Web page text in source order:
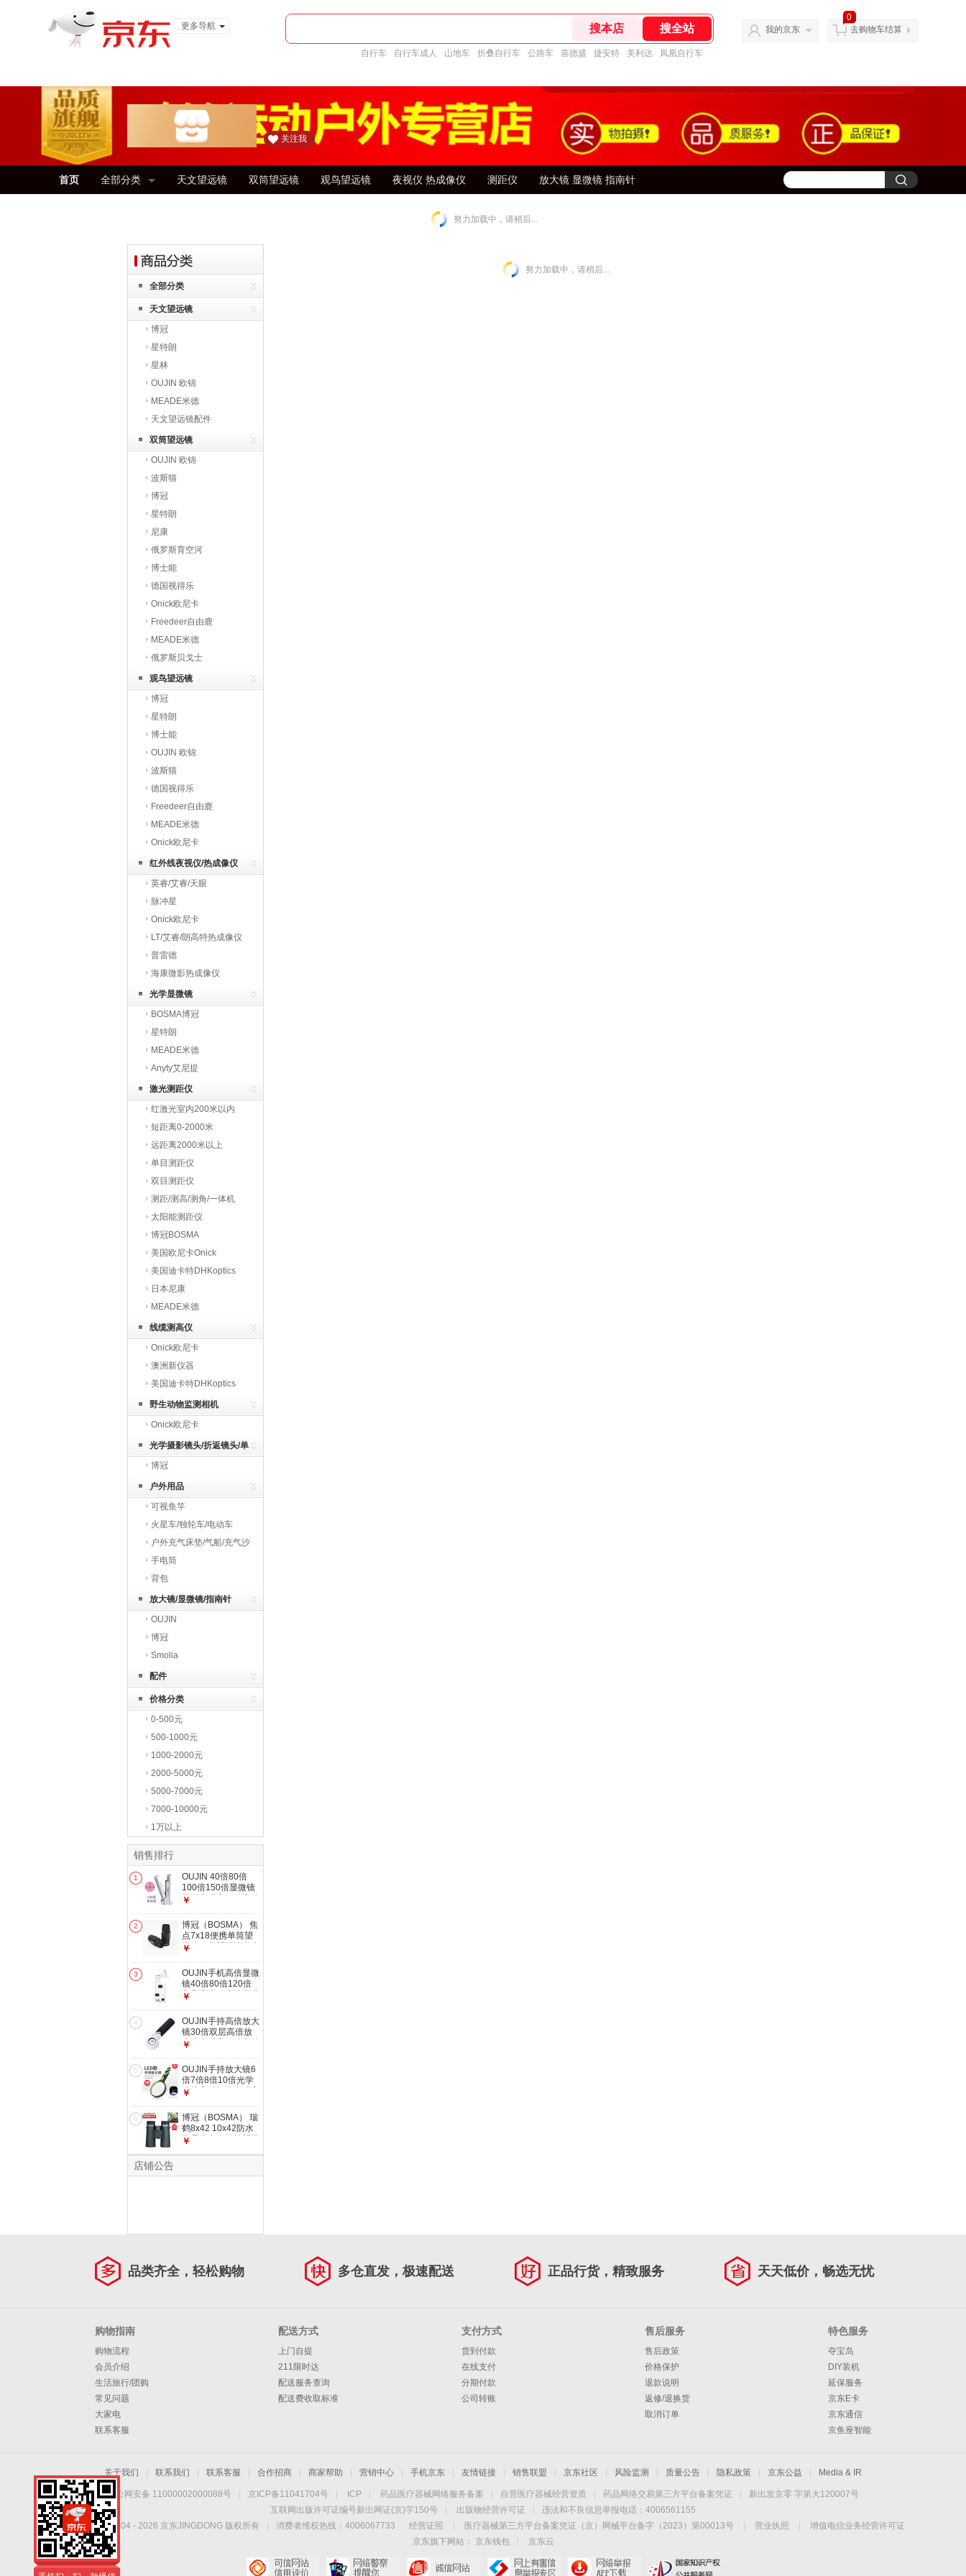
更多导航
自行车 自行车成人 山地车 折叠自行车 公路车 喜德盛 捷安特 美利达 凤凰自行车
我的京东
0
去购物车结算
关注我
首页 全部分类 天文望远镜 双筒望远镜 观鸟望远镜 夜视仪 热成像仪 测距仪 放大镜 显微镜 指南针
努力加载中，请稍后...
全部分类
天文望远镜
博冠
星特朗
星林
OUJIN 欧锦
MEADE米德
天文望远镜配件
双筒望远镜
OUJIN 欧锦
波斯猫
博冠
星特朗
尼康
俄罗斯育空河
博士能
德国视得乐
Onick欧尼卡
Freedeer自由鹿
MEADE米德
俄罗斯贝戈士
观鸟望远镜
博冠
星特朗
博士能
OUJIN 欧锦
波斯猫
德国视得乐
Freedeer自由鹿
MEADE米德
Onick欧尼卡
红外线夜视仪/热成像仪
英睿/艾睿/天眼
脉冲星
Onick欧尼卡
LT/艾睿/朗高特热成像仪
普雷德
海康微影热成像仪
HIKMICRO
光学显微镜
BOSMA博冠
星特朗
MEADE米德
Anyty艾尼提
激光测距仪
红激光室内200米以内
短距离0-2000米
远距离2000米以上
单目测距仪
双目测距仪
测距/测高/测角/一体机
太阳能测距仪
博冠BOSMA
美国欧尼卡Onick
美国迪卡特DHKoptics
日本尼康
MEADE米德
线缆测高仪
Onick欧尼卡
澳洲新仪器
美国迪卡特DHKoptics
野生动物监测相机
Onick欧尼卡
光学摄影镜头/折返镜头/单
反镜头
博冠
户外用品
可视鱼竿
火星车/独轮车/电动车
户外充气床垫/气船/充气沙
发手电筒
背包
放大镜/显微镜/指南针
OUJIN
博冠
Smolia
配件
价格分类
0-500元
500-1000元
1000-2000元
2000-5000元
5000-7000元
7000-10000元
1万以上
销售排行
1
OUJIN 40倍80倍
100倍150倍显微镜
玉石古玩字画鉴定放
150倍 带刻度
￥
2
博冠（BOSMA） 焦
点7x18便携单筒望
远镜口袋望远镜微光
河彻 7x18
￥
3
OUJIN手机高倍显微
镜40倍80倍120倍
印刷变倍放大镜工业
186（80-120倍）
￥
4
OUJIN手持高倍放大
镜30倍双层高倍放
大镜古玩字画珠宝精
面30mm（16倍30
倍）
￥
5
OUJIN手持放大镜6
倍7倍8倍10倍光学
镜片高清阅读古玩字
75mm 4倍 带灯
￥
6
博冠（BOSMA） 瑞
鹤8x42 10x42防水
防雾镁合金双筒望远
￥
店铺公告
努力加载中，请稍后...
品类齐全，轻松购物 多仓直发，极速配送 正品行货，精致服务 天天低价，畅选无忧
购物指南
购物流程
会员介绍
生活旅行/团购
常见问题
大家电
联系客服
配送方式
上门自提
211限时达
配送服务查询
配送费收取标准
支付方式
货到付款
在线支付
分期付款
公司转账
售后服务
售后政策
价格保护
退款说明
返修/退换货
取消订单
特色服务
夺宝岛
DIY装机
延保服务
京东E卡
京东通信
京鱼座智能
关于我们 联系我们 联系客服 合作招商 商家帮助 营销中心 手机京东 友情链接 销售联盟 京东社区 风险监测 质量公告 隐私政策 京东公益 Media & IR
京公网安备 11000002000088号 京ICP备11041704号 ICP 药品医疗器械网络服务备案 自营医疗器械经营资质 药品网络交易第三方平台备案凭证
新出发京零 字第大120007号
互联网出版许可证编号新出网证(京)字150号
出版物经营许可证
违法和不良信息举报电话：4006561155
Copyright © 2004 - 2026 京东JINGDONG 版权所有 消费者维权热线：4006067733 经营证照 医疗器械第三方平台备案凭证（京）网械平台备字（2023）第00013号 营业执照
增值电信业务经营许可证
京东旗下网站：
京东钱包
京东云
手机扫一扫，劲爆优
惠触手可得！